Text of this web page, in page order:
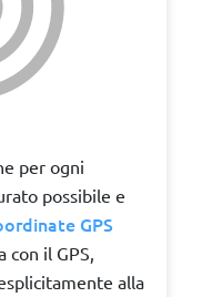
per ogni
possibile e
GPS
il GPS,
alla